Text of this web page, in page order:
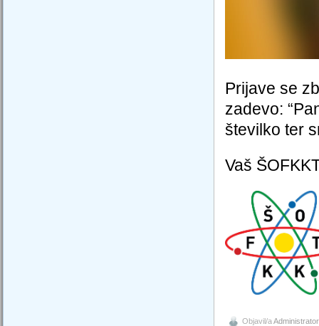
Prijave se
zadevo:
številko ter
Vaš
Objavil/aAdministrator